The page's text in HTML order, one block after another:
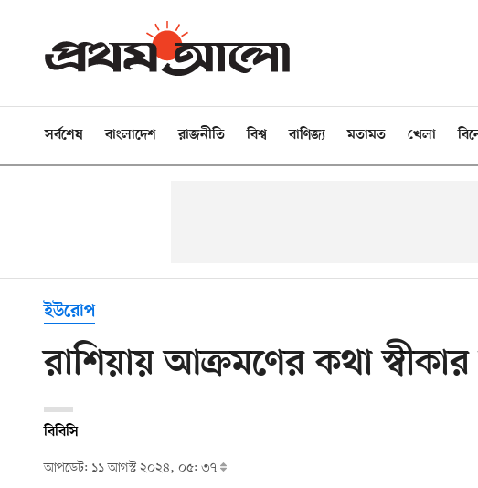
সর্বশেষ বাংলাদেশ রাজনীতি বিশ্ব বাণিজ্য মতামত খেলা
ইউরোপ
রাশিয়ায় আক্রমণের কথা
বিবিসি
আপডেট: ১১ আগস্ট ২০২৪, ০৫: ৩৭